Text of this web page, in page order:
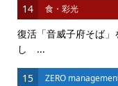
14 食・彩光
復活「音威子府そば
し ...
15 ZERO